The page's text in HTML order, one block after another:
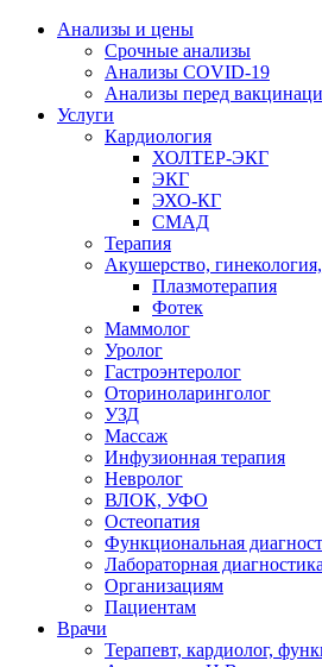
Анализы и цены
Срочные анализы
Анализы COVID-19
Анализы перед
Услуги
Кардиология
ХОЛТЕР-ЭКГ
ЭКГ
ЭХО-КГ
СМАД
Терапия
Акушерство,
Плазмотерапия
Фотек
Маммолог
Уролог
Гастроэнтеролог
Оториноларинголог
УЗД
Массаж
Инфузионная терапия
Невролог
ВЛОК, УФО
Остеопатия
Функциональная
Лабораторная диагностика
Организациям
Пациентам
Врачи
Терапевт, кардиолог,